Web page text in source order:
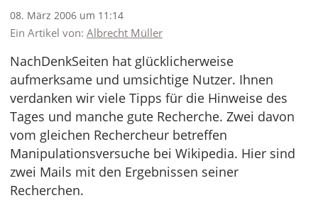
08. März 2006 um 11:14
Ein Artikel von: Albrecht Müller
NachDenkSeiten hat glücklicherweise
aufmerksame und umsichtige Nutzer. Ihnen
verdanken wir viele Tipps für die Hinweise des
Tages und manche gute Recherche. Zwei davon
vom gleichen Rechercheur betreffen
Manipulationsversuche bei Wikipedia. Hier sind
zwei Mails mit den Ergebnissen seiner
Recherchen.